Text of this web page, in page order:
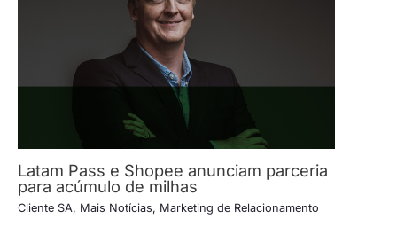
Latam Pass e Shopee anunciam parceria
para acúmulo de milhas
Cliente SA, Mais Notícias, Marketing de Relacionamento